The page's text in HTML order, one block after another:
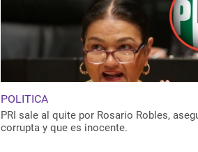
POLITICA
PRI sale al quite por Rosario Robles,
corrupta y que es inocente.